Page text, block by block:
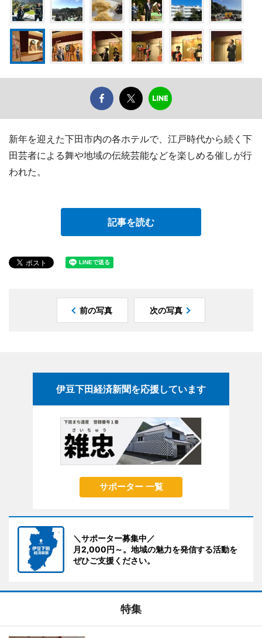
新年を迎えた下田市内の各ホテルで、江戸時代から続く下
田芸者による舞や地域の伝統芸能などを楽しめる催しが行
われた。
記事を読む
前の写真 次の写真
伊豆下田経済新聞を応援しています
サポーター 一覧
＼サポーター募集中／
月2,000円～。地域の魅力を発信する活動を
ぜひご支援ください。
特集